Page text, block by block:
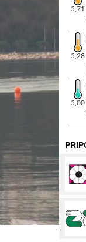
5,71
5,28
5,00